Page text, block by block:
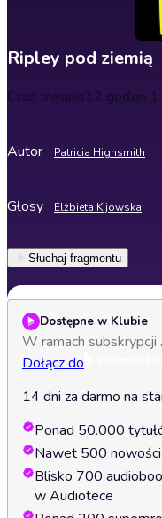
Ripley pod ziemią
Czas trwania12 godzin 1
Autor Patricia Highsmith
Głosy Elżbieta Kijowska
Słuchaj fragmentu
Dostępne w Klubie
W ramach
Dołącz do
14 dni za darmo na
Ponad 50.000
Nawet 500 nowości
Blisko 700
w Audiotece